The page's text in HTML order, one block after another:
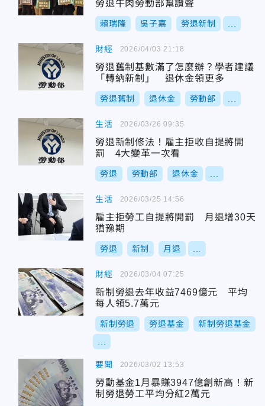
勞退牛肉勞動部幫讚聲
賴瑞隆 吳子嘉 勞退新制
財經
勞退舊制基數滿了怎麼辦？學者建議
「轉納新制」 退休金領更多
勞退舊制 退休金 勞動部
2026/04/03 21:18
生活
勞退新制修法！雇主拒收自提將開
罰 4大變革一次看
勞退 勞動部 退休金
2026/03/26 09:35
生活
雇主拒勞工自提將開罰 月退增30天
猶豫期
勞退 新制 月退
2026/03/25 14:56
財經
新制勞退去年收益7469億元 平均
每人領5.7萬元
新制勞退 勞退基金 新制勞退基金
2026/03/04 07:25
要聞
勞動基金1月暴賺3947億創新高！新
制勞退勞工平均分紅2萬元
2026/03/02 13:53